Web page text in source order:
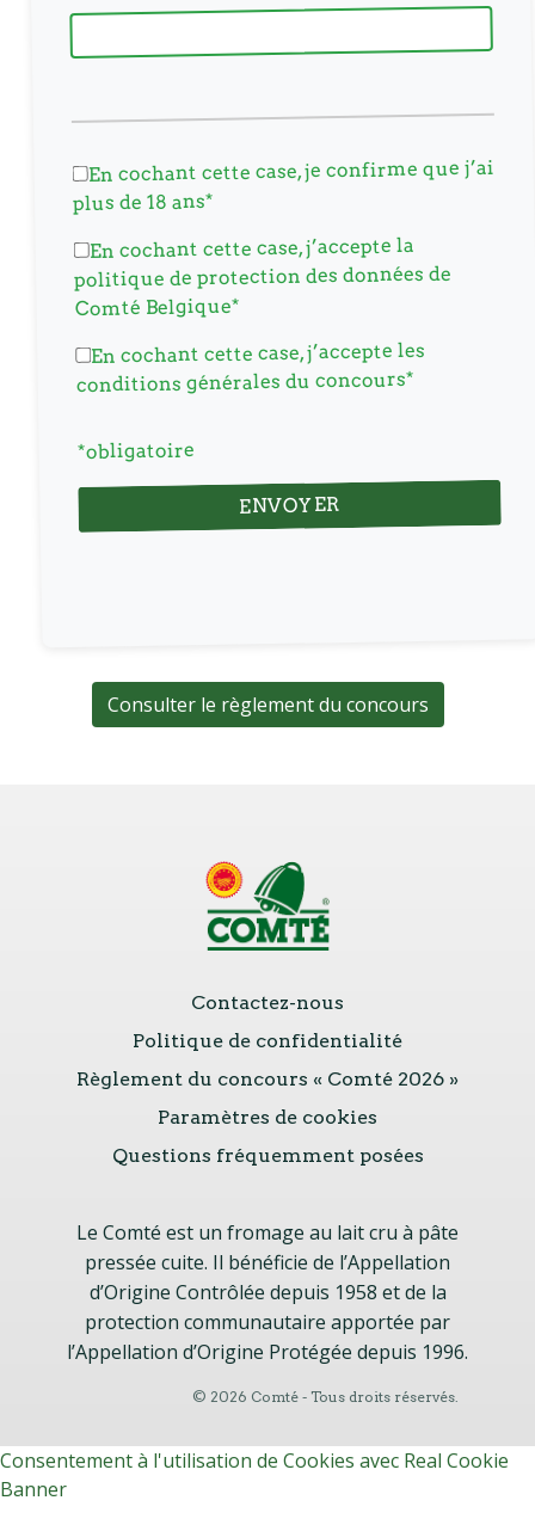
En cochant cette case, je confirme que j’ai
plus de 18 ans*
En cochant cette case, j’accepte la
politique de protection des données de
Comté Belgique*
En cochant cette case, j’accepte les
conditions générales du concours*
*obligatoire
Consulter le règlement du concours
Contactez-nous
Politique de confidentialité
Règlement du concours « Comté 2026 »
Paramètres de cookies
Questions fréquemment posées
Le Comté est un fromage au lait cru à pâte
pressée cuite. Il bénéficie de l’Appellation
d’Origine Contrôlée depuis 1958 et de la
protection communautaire apportée par
l’Appellation d’Origine Protégée depuis 1996.
© 2026 Comté - Tous droits réservés.
Consentement à l'utilisation de Cookies avec Real Cookie
Banner